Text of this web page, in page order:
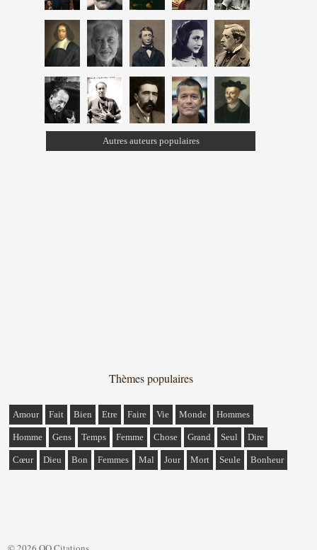
Autres auteurs populaires
Thèmes populaires
Amour Fait Bien Etre Faire Vie Monde Hommes
Homme Gens Temps Femme Chose Grand Seul Dire
Cœur Dieu Bon Femmes Mal Jour Mort Seule Bonheur